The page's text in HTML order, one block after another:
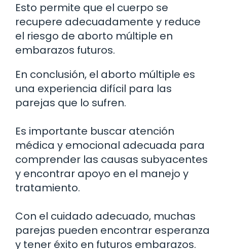
Esto permite que el cuerpo se
recupere adecuadamente y reduce
el riesgo de aborto múltiple en
embarazos futuros.
En conclusión, el aborto múltiple es
una experiencia difícil para las
parejas que lo sufren.
Es importante buscar atención
médica y emocional adecuada para
comprender las causas subyacentes
y encontrar apoyo en el manejo y
tratamiento.
Con el cuidado adecuado, muchas
parejas pueden encontrar esperanza
y tener éxito en futuros embarazos.